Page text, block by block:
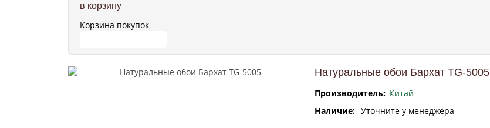
в корзину
Корзина покупок
Натуральные обои Бархат TG-5005
Производитель: Китай
Наличие: Уточните у менеджера